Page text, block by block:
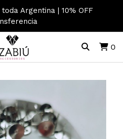
Argentina | 10% OFF
0